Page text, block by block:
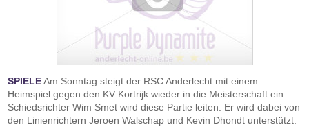
SPIELEAm Sonntag steigt der RSC Anderlecht mit einem
Heimspiel gegen den KV Kortrijk wieder in die Meisterschaft ein.
Schiedsrichter Wim Smet wird diese Partie leiten. Er wird dabei von
den Linienrichtern Jeroen Walschap und Kevin Dhondt unterstützt.